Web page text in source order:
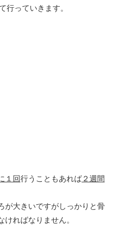
行っていきます。
１回行うこともあれば２週間
が大きいですがしっかりと骨
ればなりません。